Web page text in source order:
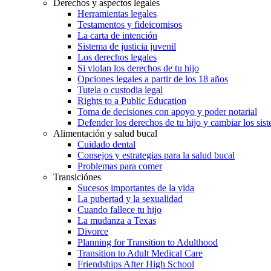
Derechos y aspectos legales
Herramientas legales
Testamentos y fideicomisos
La carta de intención
Sistema de justicia juvenil
Los derechos legales
Si violan los derechos de tu hijo
Opciones legales a partir de los 18 años
Tutela o custodia legal
Rights to a Public Education
Toma de decisiones con apoyo y poder notarial
Defender los derechos de tu hijo y cambiar los
Alimentación y salud bucal
Cuidado dental
Consejos y estrategias para la salud bucal
Problemas para comer
Transiciónes
Sucesos importantes de la vida
La pubertad y la sexualidad
Cuando fallece tu hijo
La mudanza a Texas
Divorce
Planning for Transition to Adulthood
Transition to Adult Medical Care
Friendships After High School